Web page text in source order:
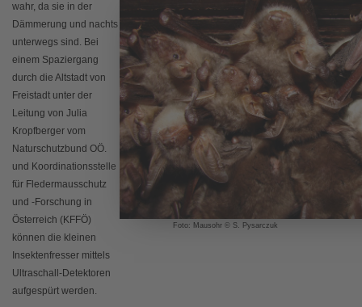
wahr, da sie in der
Dämmerung und nachts
unterwegs sind. Bei
einem Spaziergang
durch die Altstadt von
Freistadt unter der
Leitung von Julia
Kropfberger vom
Naturschutzbund OÖ.
und Koordinationsstelle
für Fledermausschutz
und -Forschung in
Österreich (KFFÖ)
können die kleinen
Insektenfresser mittels
Ultraschall-Detektoren
aufgespürt werden.
Foto: Mausohr © S. Pysarczuk